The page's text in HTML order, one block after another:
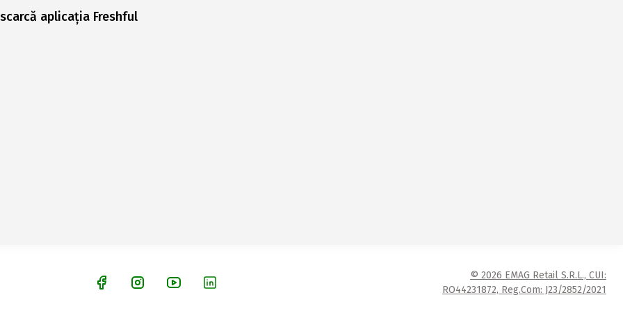
aplicația Freshful
© 2026 EMAG Retail S.R.L., CUI:
RO44231872, Reg.Com: J23/2852/2021